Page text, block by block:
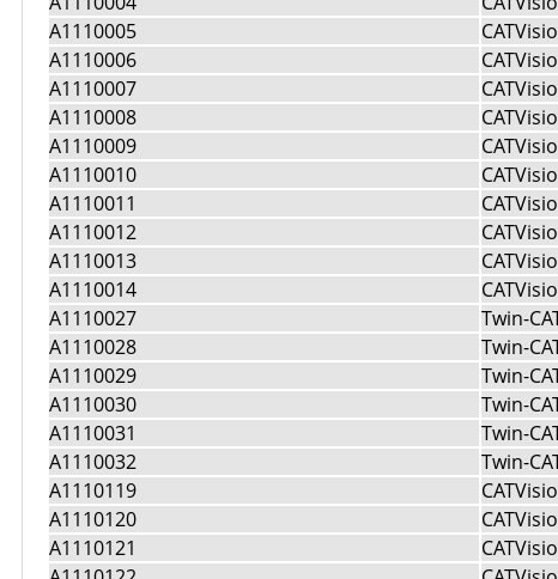
A1110005
A1110006
A1110007
A1110008
A1110009
A1110010
A1110011
A1110012
A1110013
A1110014
A1110027
Twin-
A1110028
Twin-
A1110029
Twin-
A1110030
Twin-
A1110031
Twin-
A1110032
Twin-
A1110119
A1110120
A1110121